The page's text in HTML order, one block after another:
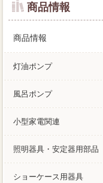
商品情報
商品情報
灯油ポンプ
風呂ポンプ
小型家電関連
照明器具・安定器用部品
ショーケース用器具